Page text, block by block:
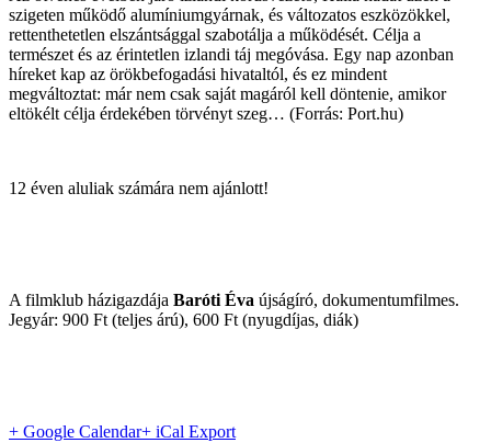
szigeten működő alumíniumgyárnak, és változatos eszközökkel,
rettenthetetlen elszántsággal szabotálja a működését. Célja a
természet és az érintetlen izlandi táj megóvása. Egy nap azonban
híreket kap az örökbefogadási hivataltól, és ez mindent
megváltoztat: már nem csak saját magáról kell döntenie, amikor
eltökélt célja érdekében törvényt szeg… (Forrás: Port.hu)
12 éven aluliak számára nem ajánlott!
A filmklub házigazdája Baróti Éva újságíró, dokumentumfilmes.
Jegyár: 900 Ft (teljes árú), 600 Ft (nyugdíjas, diák)
+ Google Calendar+ iCal Export